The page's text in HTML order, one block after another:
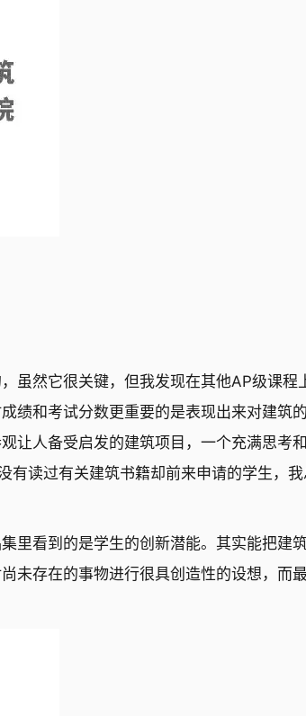
虽然它很关键，但我发现在其他AP级课程
绩和考试分数更重要的是表现出来对建筑
让人备受启发的建筑项目，一个充满思考
有读过有关建筑书籍却前来申请的学生，我
里看到的是学生的创新潜能。其实能把建
未存在的事物进行很具创造性的设想，而